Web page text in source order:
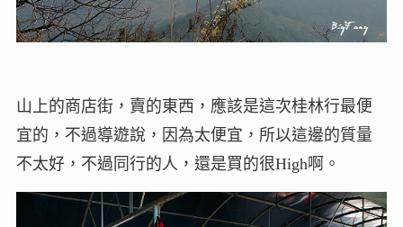
山上的商店街，賣的東西，應該是這次桂林行最便
宜的，不過導遊說，因為太便宜，所以這邊的質量
不太好，不過同行的人，還是買的很High啊。